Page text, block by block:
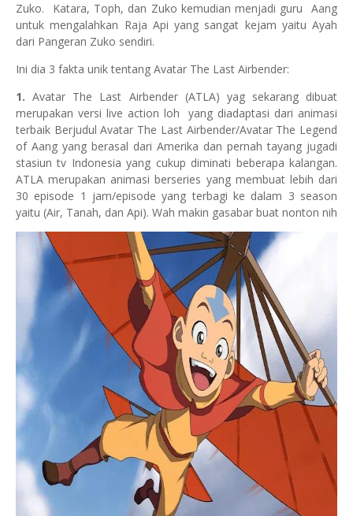
Zuko. Katara, Toph, dan Zuko kemudian menjadi guru Aang
untuk mengalahkan Raja Api yang sangat kejam yaitu Ayah
dari Pangeran Zuko sendiri.
Ini dia 3 fakta unik tentang Avatar The Last Airbender:
1. Avatar The Last Airbender (ATLA) yag sekarang dibuat
merupakan versi live action loh yang diadaptasi dari animasi
terbaik Berjudul Avatar The Last Airbender/Avatar The Legend
of Aang yang berasal dari Amerika dan pernah tayang jugadi
stasiun tv Indonesia yang cukup diminati beberapa kalangan.
ATLA merupakan animasi berseries yang membuat lebih dari
30 episode 1 jam/episode yang terbagi ke dalam 3 season
yaitu (Air, Tanah, dan Api). Wah makin gasabar buat nonton nih